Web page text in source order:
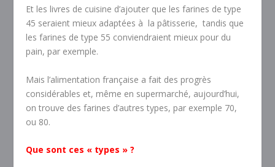
Et les livres de cuisine d’ajouter que les farines de type
45 seraient mieux adaptées à la pâtisserie, tandis que
les farines de type 55 conviendraient mieux pour du
pain, par exemple.
Mais l’alimentation française a fait des progrès
considérables et, même en supermarché, aujourd’hui,
on trouve des farines d’autres types, par exemple 70,
ou 80.
Que sont ces « types » ?